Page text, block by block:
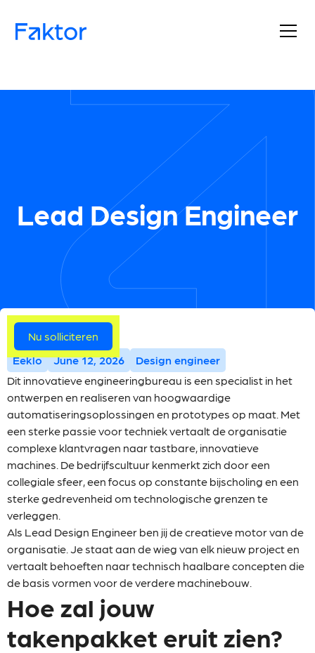
Lead Design Engineer
Meer vacatures
Eeklo June 12, 2026
Design engineer
Dit innovatieve engineeringbureau is een specialist in het
ontwerpen en realiseren van hoogwaardige
automatiseringsoplossingen en prototypes op maat. Met
een sterke passie voor techniek vertaalt de organisatie
complexe klantvragen naar tastbare, innovatieve
machines. De bedrijfscultuur kenmerkt zich door een
collegiale sfeer, een focus op constante bijscholing en een
sterke gedrevenheid om technologische grenzen te
verleggen.
Als Lead Design Engineer ben jij de creatieve motor van de
organisatie. Je staat aan de wieg van elk nieuw project en
vertaalt behoeften naar technisch haalbare concepten die
de basis vormen voor de verdere machinebouw.
Hoe zal jouw
takenpakket eruit zien?
Nu solliciteren